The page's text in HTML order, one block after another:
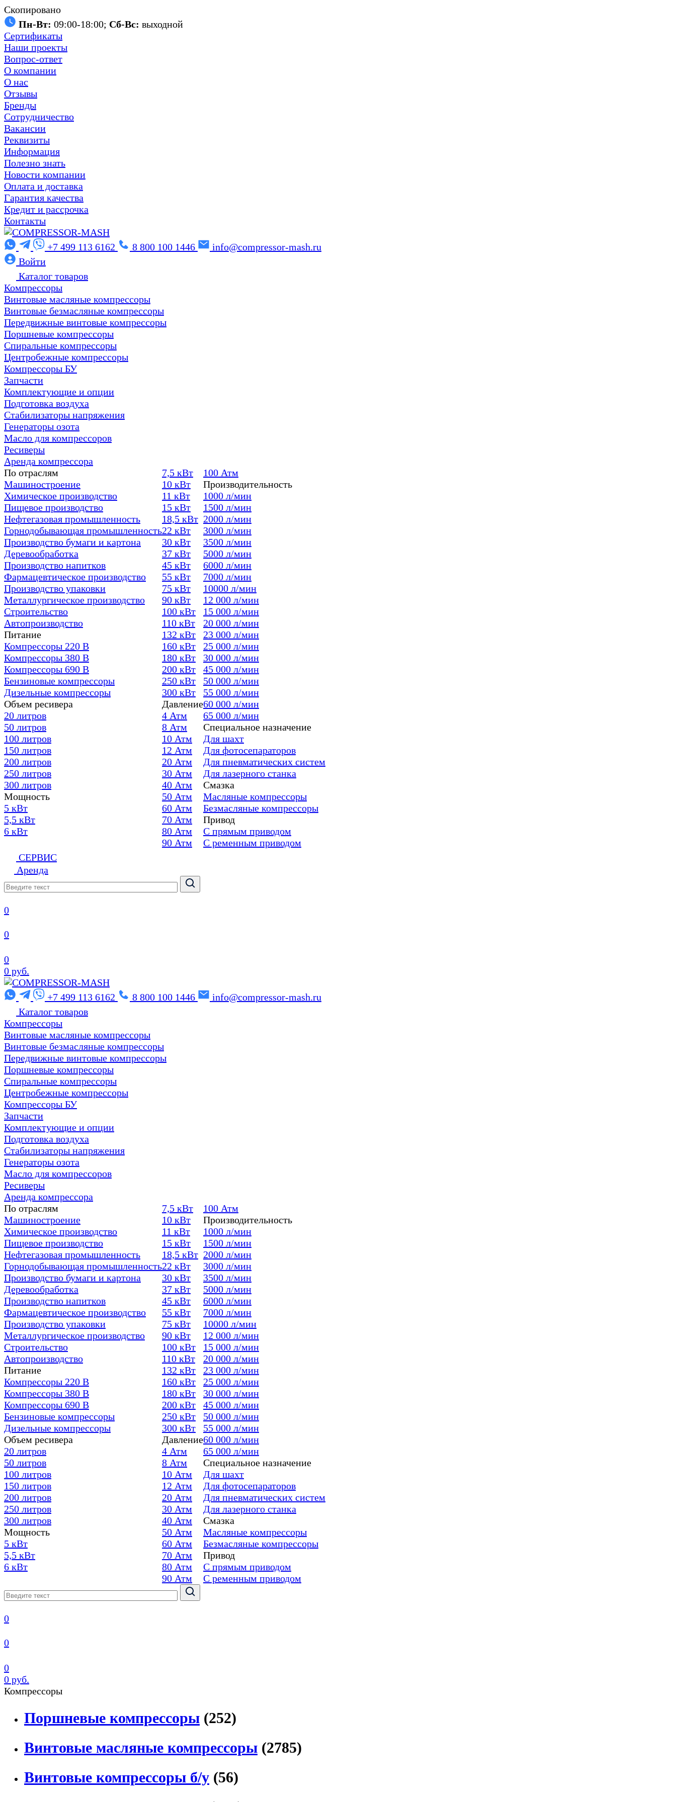
Скопировано
Пн-Вт: 09:00-18:00; Сб-Вс: выходной
Сертификаты
Наши проекты
Вопрос-ответ
О компании
О нас
Отзывы
Бренды
Сотрудничество
Вакансии
Реквизиты
Информация
Полезно знать
Новости компании
Оплата и доставка
Гарантия качества
Кредит и рассрочка
Контакты
+7 499 113 6162 8 800 100 1446
info@compressor-mash.ru
Войти
Каталог товаров
Компрессоры
Винтовые масляные компрессоры
Винтовые безмасляные компрессоры
Передвижные винтовые компрессоры
Поршневые компрессоры
Спиральные компрессоры
Центробежные компрессоры
Компрессоры БУ
Запчасти
Комплектующие и опции
Подготовка воздуха
Стабилизаторы напряжения
Генераторы озота
Масло для компрессоров
Ресиверы
Аренда компрессора
По отраслям
Машиностроение
Химическое производство
Пищевое производство
Нефтегазовая промышленность
Горнодобывающая промышленность
Производство бумаги и картона
Деревообработка
Производство напитков
Фармацевтическое производство
Производство упаковки
Металлургическое производство
Строительство
Автопроизводство
Питание
Компрессоры 220 В
Компрессоры 380 В
Компрессоры 690 В
Бензиновые компрессоры
Дизельные компрессоры
Объем ресивера
20 литров
50 литров
100 литров
150 литров
200 литров
250 литров
300 литров
Мощность
5 кВт
5,5 кВт
6 кВт
7,5 кВт
10 кВт
11 кВт
15 кВт
18,5 кВт
22 кВт
30 кВт
37 кВт
45 кВт
55 кВт
75 кВт
90 кВт
100 кВт
110 кВт
132 кВт
160 кВт
180 кВт
200 кВт
250 кВт
300 кВт
Давление
4 Атм
8 Атм
10 Атм
12 Атм
20 Атм
30 Атм
40 Атм
50 Атм
60 Атм
70 Атм
80 Атм
90 Атм
100 Атм
Производительность
1000 л/мин
1500 л/мин
2000 л/мин
3000 л/мин
3500 л/мин
5000 л/мин
6000 л/мин
7000 л/мин
10000 л/мин
12 000 л/мин
15 000 л/мин
20 000 л/мин
23 000 л/мин
25 000 л/мин
30 000 л/мин
45 000 л/мин
50 000 л/мин
55 000 л/мин
60 000 л/мин
65 000 л/мин
Специальное назначение
Для шахт
Для фотосепараторов
Для пневматических систем
Для лазерного станка
Смазка
Масляные компрессоры
Безмасляные компрессоры
Привод
С прямым приводом
С ременным приводом
СЕРВИС
Аренда
0
0
0
0 руб.
+7 499 113 6162 8 800 100 1446
info@compressor-mash.ru
Каталог товаров
Компрессоры
Винтовые масляные компрессоры
Винтовые безмасляные компрессоры
Передвижные винтовые компрессоры
Поршневые компрессоры
Спиральные компрессоры
Центробежные компрессоры
Компрессоры БУ
Запчасти
Комплектующие и опции
Подготовка воздуха
Стабилизаторы напряжения
Генераторы озота
Масло для компрессоров
Ресиверы
Аренда компрессора
По отраслям
Машиностроение
Химическое производство
Пищевое производство
Нефтегазовая промышленность
Горнодобывающая промышленность
Производство бумаги и картона
Деревообработка
Производство напитков
Фармацевтическое производство
Производство упаковки
Металлургическое производство
Строительство
Автопроизводство
Питание
Компрессоры 220 В
Компрессоры 380 В
Компрессоры 690 В
Бензиновые компрессоры
Дизельные компрессоры
Объем ресивера
20 литров
50 литров
100 литров
150 литров
200 литров
250 литров
300 литров
Мощность
5 кВт
5,5 кВт
6 кВт
7,5 кВт
10 кВт
11 кВт
15 кВт
18,5 кВт
22 кВт
30 кВт
37 кВт
45 кВт
55 кВт
75 кВт
90 кВт
100 кВт
110 кВт
132 кВт
160 кВт
180 кВт
200 кВт
250 кВт
300 кВт
Давление
4 Атм
8 Атм
10 Атм
12 Атм
20 Атм
30 Атм
40 Атм
50 Атм
60 Атм
70 Атм
80 Атм
90 Атм
100 Атм
Производительность
1000 л/мин
1500 л/мин
2000 л/мин
3000 л/мин
3500 л/мин
5000 л/мин
6000 л/мин
7000 л/мин
10000 л/мин
12 000 л/мин
15 000 л/мин
20 000 л/мин
23 000 л/мин
25 000 л/мин
30 000 л/мин
45 000 л/мин
50 000 л/мин
55 000 л/мин
60 000 л/мин
65 000 л/мин
Специальное назначение
Для шахт
Для фотосепараторов
Для пневматических систем
Для лазерного станка
Смазка
Масляные компрессоры
Безмасляные компрессоры
Привод
С прямым приводом
С ременным приводом
0
0
0
0 руб.
Компрессоры
Поршневые компрессоры (252)
Винтовые масляные компрессоры (2785)
Винтовые компрессоры б/у (56)